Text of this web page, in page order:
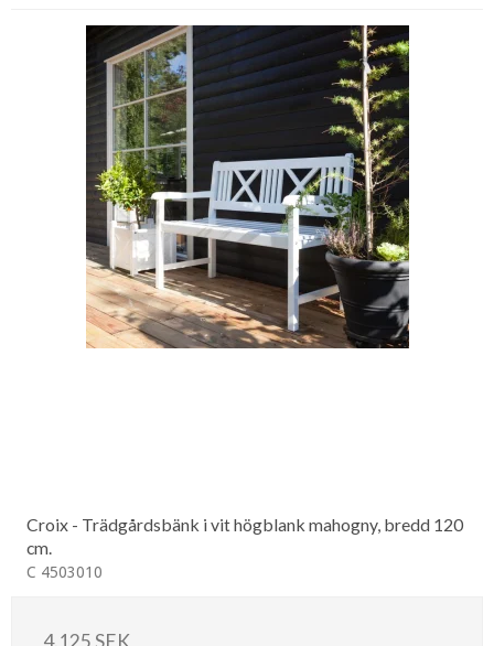
Croix - Trädgårdsbänk i vit högblank mahogny, bredd 120
cm.
C 4503010
4.125 SEK